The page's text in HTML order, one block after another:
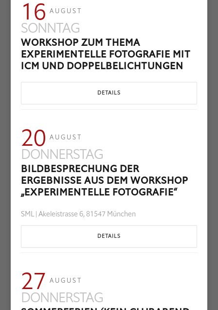
16 AUGUST
SONNTAG
WORKSHOP ZUM THEMA
EXPERIMENTELLE FOTOGRAFIE MIT
ICM UND DOPPELBELICHTUNGEN
DETAILS
20 AUGUST
DONNERSTAG
BILDBESPRECHUNG DER
ERGEBNISSE AUS DEM WORKSHOP
„EXPERIMENTELLE FOTOGRAFIE“
SML | Akeleistrasse 6, 81547 München
DETAILS
27 AUGUST
DONNERSTAG